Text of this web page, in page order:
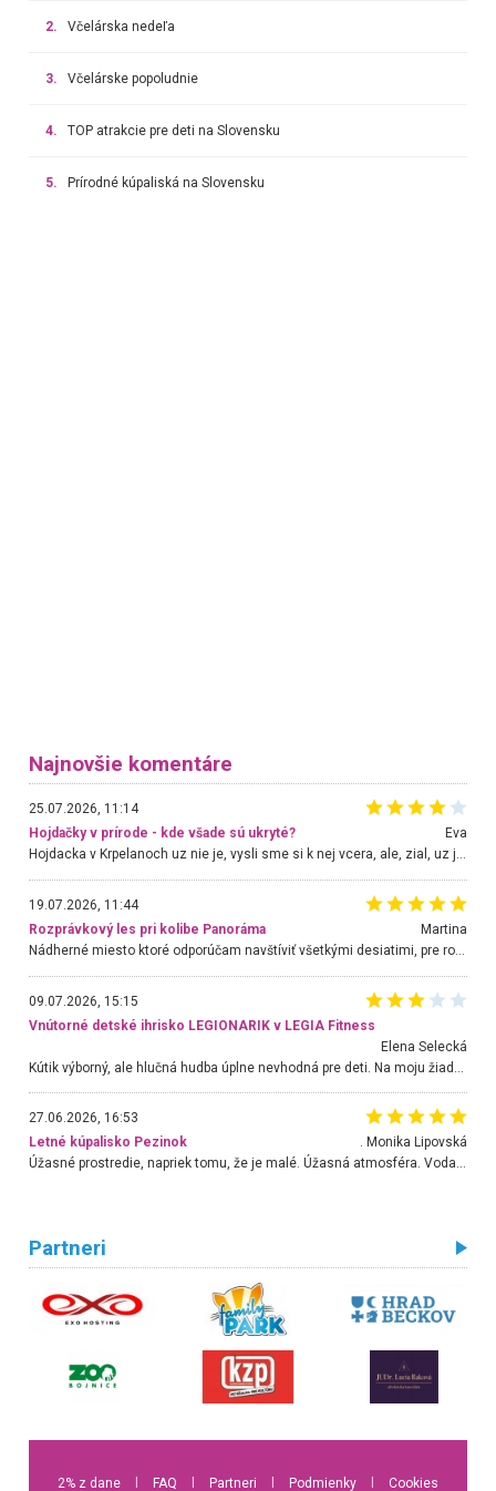
2. Včelárska nedeľa
3. Včelárske popoludnie
4. TOP atrakcie pre deti na Slovensku
5. Prírodné kúpaliská na Slovensku
Najnovšie komentáre
25.07.2026, 11:14
Hojdačky v prírode - kde všade sú ukryté?
Eva
Hojdacka v Krpelanoch uz nie je, vysli sme si k nej vcera, ale, zial, uz je znicena. Ak sem planujete cestu len kvoli hojdacke, mozete si ju usetrit. Krasny vyhlad je tu vsak aj bez hojdacky :-)
19.07.2026, 11:44
Rozprávkový les pri kolibe Panoráma
Martina
Nádherné miesto ktoré odporúčam navštíviť všetkými desiatimi, pre rodiny s deťmi, dôchodcom... Proste a jednoducho ozaj rozprávkový les.. určite ešte prídeme. Odniesli sme si na pamiatku krásne tričká,
09.07.2026, 15:15
Vnútorné detské ihrisko LEGIONARIK v LEGIA Fitness
Elena Selecká
27.06.2026, 16:53
Letné kúpalisko Pezinok
. Monika Lipovská
Úžasné prostredie, napriek tomu, že je malé. Úžasná atmosféra. Voda fantastická a nádherná. Ľudí je pomerne veľa, ale su mili a ohľaduplní. Je veľmi zaujímavé sledovať, ako dokážu spolu športovať cudzí ľudia a bez ohľadu na vek. Vládne tu pohoda. Vnuka neviem dostať z vody. Ďakujem za krásny deň . Urcite sa sem vrátim. Jediný problém je s parkovaním, ale aj ten sa mi podarilo vyriešiť. Monika Bratislava
Partneri
2% z dane FAQ Partneri Podmienky Cookies